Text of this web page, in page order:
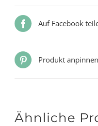
Auf Facebook
Produkt anpinnen
Ähnliche